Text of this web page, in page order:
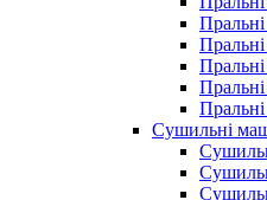
Сушильні